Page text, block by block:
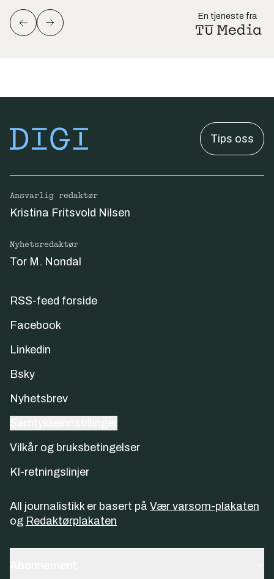
En tjeneste fra
Tips oss
Ansvarlig redaktør
Kristina Fritsvold Nilsen
Nyhetsredaktør
Tor M. Nondal
RSS-feed forside
Facebook
Linkedin
Bsky
Nyhetsbrev
Vilkår og bruksbetingelser
KI-retningslinjer
All journalistikk er basert på Vær varsom-plakaten
og Redaktørplakaten